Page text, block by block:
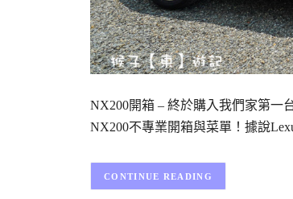
NX200開箱 – 終於購入我們家第一
NX200不專業開箱與菜單！據說
CONTINUE READING